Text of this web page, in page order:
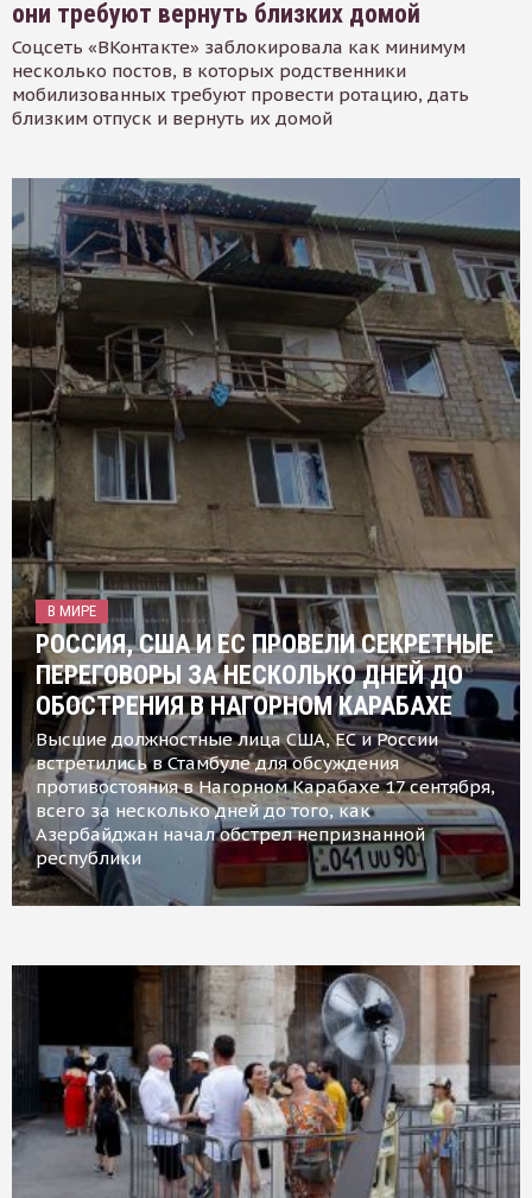
они требуют вернуть близких домой
Соцсеть «ВКонтакте» заблокировала как минимум
несколько постов, в которых родственники
мобилизованных требуют провести ротацию, дать
близким отпуск и вернуть их домой
В МИРЕ
РОССИЯ, США И ЕС ПРОВЕЛИ СЕКРЕТНЫЕ
ПЕРЕГОВОРЫ ЗА НЕСКОЛЬКО ДНЕЙ ДО
ОБОСТРЕНИЯ В НАГОРНОМ КАРАБАХЕ
Высшие должностные лица США, ЕС и России
встретились в Стамбуле для обсуждения
противостояния в Нагорном Карабахе 17 сентября,
всего за несколько дней до того, как
Азербайджан начал обстрел непризнанной
республики